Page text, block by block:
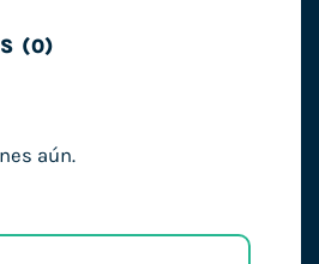
(0)
aún.